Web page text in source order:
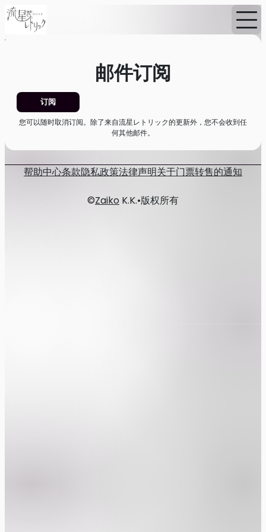
首页
邮件订阅
订阅
您可以随时取消订阅。除了来自流星レトリック的更新外，您不会收到任
何其他邮件。
帮助中心条款隐私政策法律声明关于门票转售的通知
©Zaiko K.K.•版权所有